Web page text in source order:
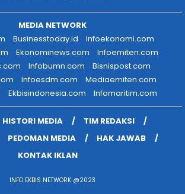
MEDIA NETWORK
Businesstoday.id
Infoekonomi.com
Ekonominews.com
Infoemiten.com
Infobumn.com
Bisnispost.com
Infoesdm.com
Mediaemiten.com
Ekbisindonesia.com Infomaritim.com
HISTORI MEDIA
TIM REDAKSI
PEDOMAN MEDIA
HAK JAWAB
KONTAK IKLAN
INFO EKBIS NETWORK @2023